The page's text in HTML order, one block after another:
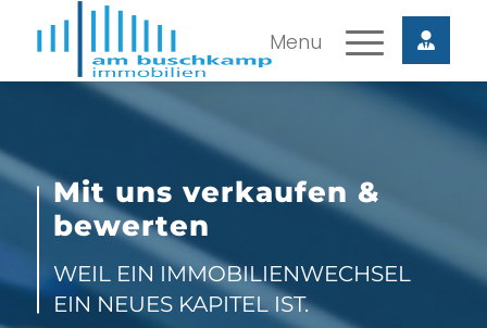
Mit uns verkaufen &
bewerten
WEIL EIN IMMOBILIENWECHSEL
EIN NEUES KAPITEL IST.